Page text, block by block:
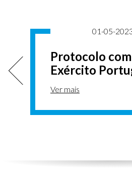
01-05-
Protocolo
Exército
Ver mais